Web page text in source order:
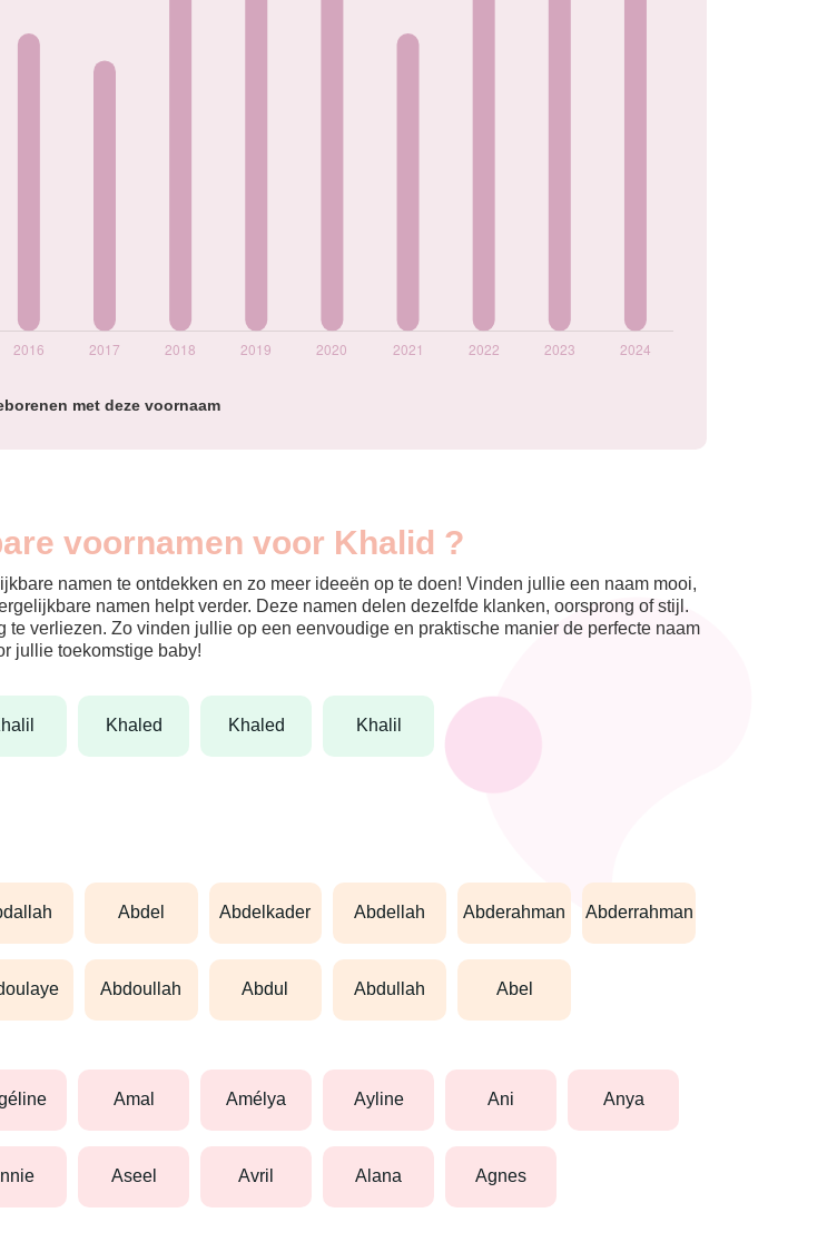
met deze voornaam
voornamen voor Khalid ?
namen te ontdekken en zo meer ideeën op te doen! Vinden jullie een naam mooi,
namen helpt verder. Deze namen delen dezelfde klanken, oorsprong of stijl.
verliezen. Zo vinden jullie op een eenvoudige en praktische manier de perfecte naam
jullie toekomstige baby!
khalil khaled khaled khalil
abdel abdelkader abdellah abderahman abderrahman
abdoullah abdul abdullah abel
amal amélya ayline ani anya
annie aseel avril alana agnes